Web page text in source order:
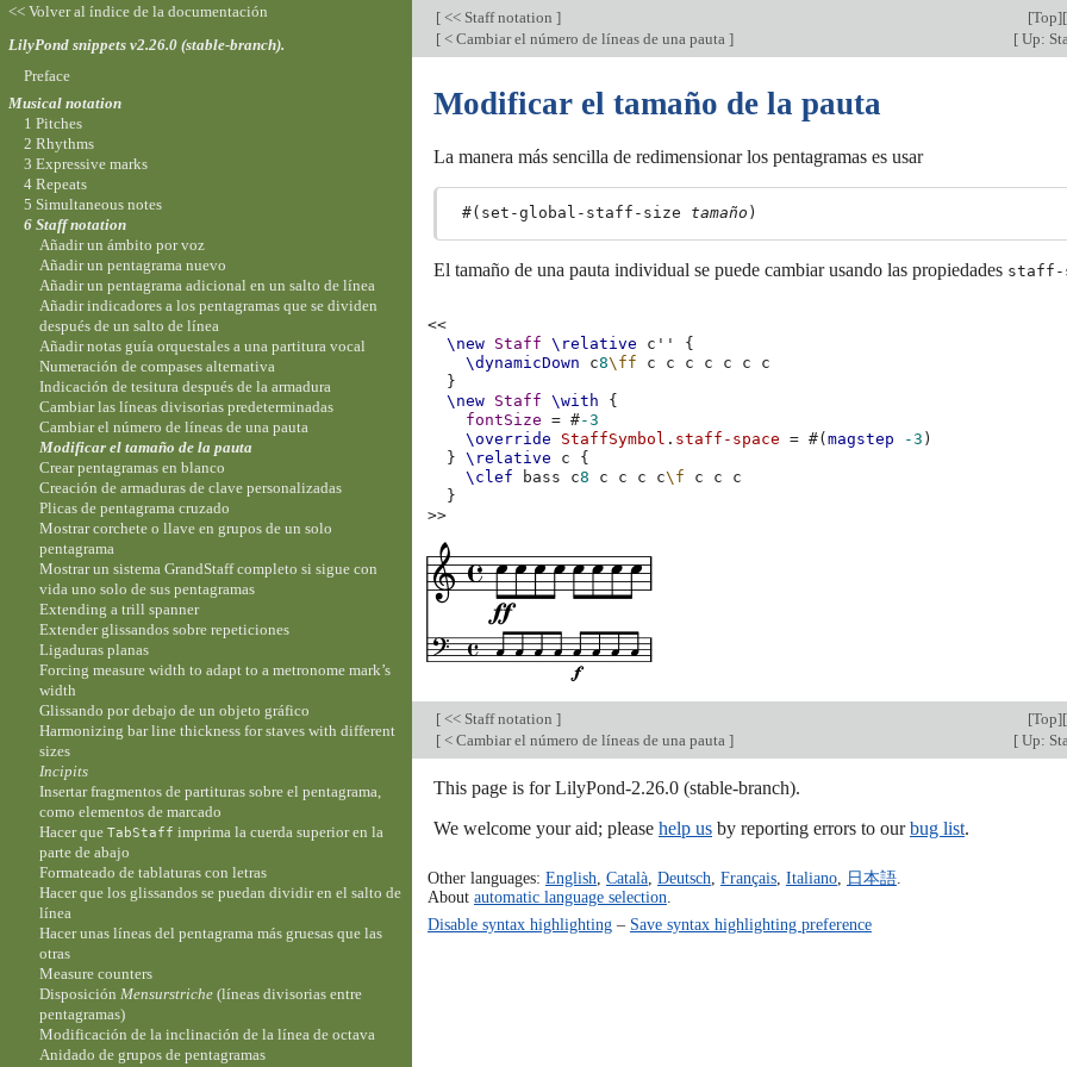
[ << Staff notation ] [Top][
[ < Cambiar el número de líneas de una pauta ] [Up:
Modificar el tamaño de la pauta
La manera más sencilla de redimensionar los pentagramas es usar
#(set-global-staff-size tamaño
El tamaño de una pauta individual se puede cambiar usando las propiedades staff-
<<
\new Staff \relative c''
{
\dynamicDown
c8\ff c c c c c c
c
}
\new Staff \with
{
fontSize
= #-3
\override
StaffSymbol . staff-space = #(magstep -3 )
}
\relative c
{
\clef
bass c8 c c c c\f c c
c
}
>>
[ << Staff notation ] [Top][
[ < Cambiar el número de líneas de una pauta ] [Up:
This page is for LilyPond-2.26.0 (stable-branch).
We welcome your aid; please help us by reporting errors to ourbug list.
Other languages: English Català, Deutsch Français, Italiano, 日本語.
About automatic language selection
Disable syntax highlighting– Save syntax highlighting preference
<< Volver al índice de la documentación
LilyPond snippets v2.26.0 (stable-branch).
Preface
Musical notation
1 Pitches
2 Rhythms
3 Expressive marks
4 Repeats
5 Simultaneous notes
6 Staff notation
Añadir un ámbito por voz
Añadir un pentagrama nuevo
Añadir un pentagrama adicional en un salto de línea
Añadir indicadores a los pentagramas que se dividen
después de un salto de línea
Añadir notas guía orquestales a una partitura vocal
Numeración de compases alternativa
Indicación de tesitura después de la armadura
Cambiar las líneas divisorias predeterminadas
Cambiar el número de líneas de una pauta
Modificar el tamaño de la pauta
Crear pentagramas en blanco
Creación de armaduras de clave personalizadas
Plicas de pentagrama cruzado
Mostrar corchete o llave en grupos de un solo
pentagrama
Mostrar un sistema GrandStaff completo si sigue con
vida uno solo de sus pentagramas
Extending a trill spanner
Extender glissandos sobre repeticiones
Ligaduras planas
Forcing measure width to adapt to a metronome mark’s
width
Glissando por debajo de un objeto gráfico
Harmonizing bar line thickness for staves with different
sizes
Incipits
Insertar fragmentos de partituras sobre el pentagrama,
como elementos de marcado
Hacer queTabStaff imprima la cuerda superior en la
parte de abajo
Formateado de tablaturas con letras
Hacer que los glissandos se puedan dividir en el salto de
línea
Hacer unas líneas del pentagrama más gruesas que las
otras
Measure counters
DisposiciónMensurstriche (líneas divisorias entre
pentagramas)
Modificación de la inclinación de la línea de octava
Anidado de grupos de pentagramas